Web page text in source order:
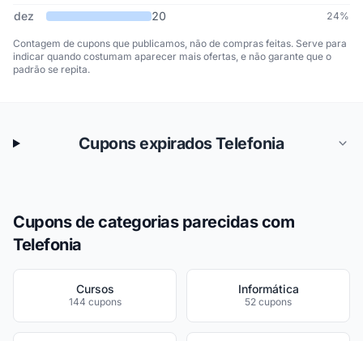
dez 20 24%
Contagem de cupons que publicamos, não de compras feitas. Serve para
indicar quando costumam aparecer mais ofertas, e não garante que o
padrão se repita.
Cupons expirados Telefonia
Cupons de categorias parecidas com
Telefonia
Cursos
144 cupons
Informática
52 cupons